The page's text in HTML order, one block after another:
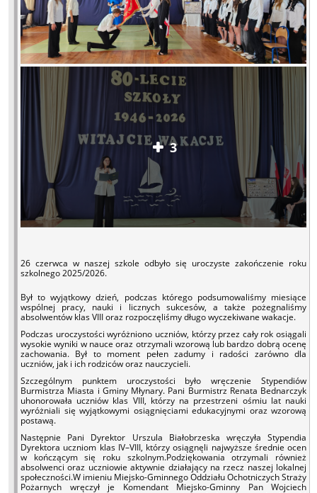
3
26 czerwca w naszej szkole odbyło się uroczyste zakończenie roku
szkolnego 2025/2026.
Był to wyjątkowy dzień, podczas którego podsumowaliśmy miesiące
wspólnej pracy, nauki i licznych sukcesów, a także pożegnaliśmy
absolwentów klas VIII oraz rozpoczęliśmy długo wyczekiwane wakacje.
Podczas uroczystości wyróżniono uczniów, którzy przez cały rok osiągali
wysokie wyniki w nauce oraz otrzymali wzorową lub bardzo dobrą ocenę
zachowania. Był to moment pełen zadumy i radości zarówno dla
uczniów, jak i ich rodziców oraz nauczycieli.
Szczególnym punktem uroczystości było wręczenie Stypendiów
Burmistrza Miasta i Gminy Młynary. Pani Burmistrz Renata Bednarczyk
uhonorowała uczniów klas VIII, którzy na przestrzeni ośmiu lat nauki
wyróżniali się wyjątkowymi osiągnięciami edukacyjnymi oraz wzorową
postawą.
Następnie Pani Dyrektor Urszula Białobrzeska wręczyła Stypendia
Dyrektora uczniom klas IV–VIII, którzy osiągnęli najwyższe średnie ocen
w kończącym się roku szkolnym.Podziękowania otrzymali również
absolwenci oraz uczniowie aktywnie działający na rzecz naszej lokalnej
społeczności.W imieniu Miejsko-Gminnego Oddziału Ochotniczych Straży
Pożarnych wręczył je Komendant Miejsko-Gminny Pan Wojciech